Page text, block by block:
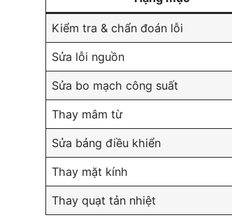
Kiểm tra & chẩn đoán lỗi
Sửa lỗi nguồn
Sửa bo mạch công suất
Thay mâm từ
Sửa bảng điều khiển
Thay mặt kính
Thay quạt tản nhiệt